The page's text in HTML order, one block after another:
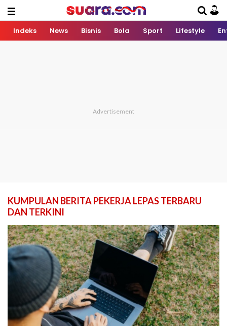
Indeks News Bisnis Bola Sport Lifestyle
KUMPULAN BERITA PEKERJA LEPAS TERBARU
DAN TERKINI